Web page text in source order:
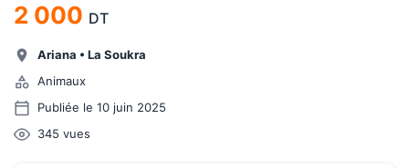
2 000 DT
Ariana • La Soukra
Animaux
Publiée le 10 juin 2025
345 vues